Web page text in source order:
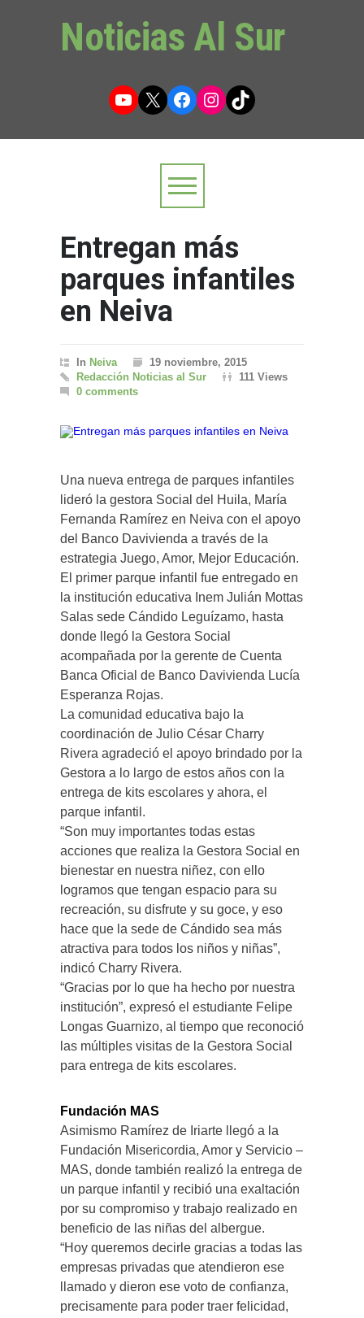
Noticias Al Sur
YouTube
X Facebook
Instagram
TikTok
Entregan más
parques infantiles
en Neiva
In Neiva
19 noviembre, 2015
Redacción Noticias al Sur
111 Views
0 comments
Una nueva entrega de parques infantiles
lideró la gestora Social del Huila, María
Fernanda Ramírez en Neiva con el apoyo
del Banco Davivienda a través de la
estrategia Juego, Amor, Mejor Educación.
El primer parque infantil fue entregado en
la institución educativa Inem Julián Mottas
Salas sede Cándido Leguízamo, hasta
donde llegó la Gestora Social
acompañada por la gerente de Cuenta
Banca Oficial de Banco Davivienda Lucía
Esperanza Rojas.
La comunidad educativa bajo la
coordinación de Julio César Charry
Rivera agradeció el apoyo brindado por la
Gestora a lo largo de estos años con la
entrega de kits escolares y ahora, el
parque infantil.
“Son muy importantes todas estas
acciones que realiza la Gestora Social en
bienestar en nuestra niñez, con ello
logramos que tengan espacio para su
recreación, su disfrute y su goce, y eso
hace que la sede de Cándido sea más
atractiva para todos los niños y niñas”,
indicó Charry Rivera.
“Gracias por lo que ha hecho por nuestra
institución”, expresó el estudiante Felipe
Longas Guarnizo, al tiempo que reconoció
las múltiples visitas de la Gestora Social
para entrega de kits escolares.
Fundación MAS
Asimismo Ramírez de Iriarte llegó a la
Fundación Misericordia, Amor y Servicio –
MAS, donde también realizó la entrega de
un parque infantil y recibió una exaltación
por su compromiso y trabajo realizado en
beneficio de las niñas del albergue.
“Hoy queremos decirle gracias a todas las
empresas privadas que atendieron ese
llamado y dieron ese voto de confianza,
precisamente para poder traer felicidad,